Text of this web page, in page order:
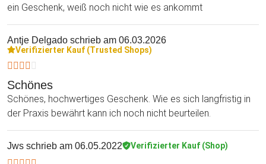
ein Geschenk, weiß noch nicht wie es ankommt
Antje Delgado schrieb am 06.03.2026
Verifizierter Kauf (Trusted Shops)
Schönes
Schönes, hochwertiges Geschenk. Wie es sich langfristig in
der Praxis bewährt kann ich noch nicht beurteilen.
Jws schrieb am 06.05.2022 Verifizierter Kauf (Shop)